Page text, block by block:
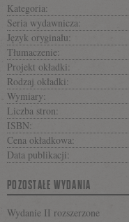
Kategoria:
Seria wydawnicza:
Język oryginału:
Tłumaczenie:
Projekt okładki:
Rodzaj okładki:
Wymiary:
Liczba stron:
ISBN:
Cena okładkowa:
Data publikacji:
POZOSTAŁE WYDANIA
Wydanie II rozszerzone